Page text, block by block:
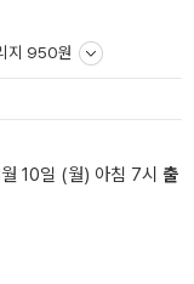
지 950원
10일 (월) 아침 7시 출